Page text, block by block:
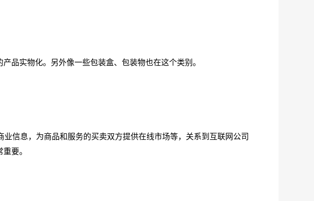
品实物化。另外像一些包装盒、包装物也在这个类别。
信息，为商品和服务的买卖双方提供在线市场等，关系到互联网公司
要。